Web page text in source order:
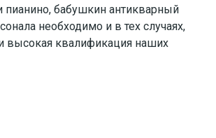
пианино, бабушкин антикварный
необходимо и в тех случаях,
высокая квалификация наших